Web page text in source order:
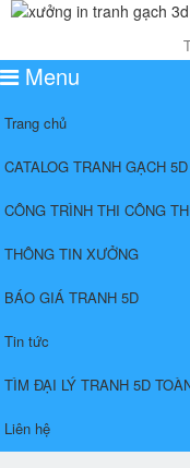
Menu
Trang chủ
CATALOG TRANH GẠCH
CÔNG TRÌNH THI CÔNG
THÔNG TIN XƯỞNG
BÁO GIÁ TRANH 5D
Tin tức
TÌM ĐẠI LÝ TRANH 5D
Liên hệ